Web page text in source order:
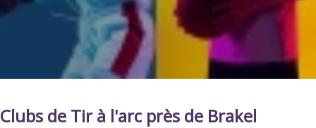
Clubs de Tir à l'arc près de Brakel